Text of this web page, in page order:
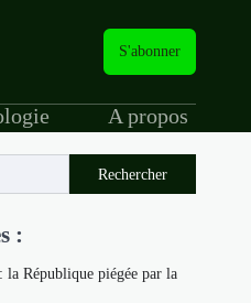
S'abonner
A propos
Rechercher
:
la République piégée par la